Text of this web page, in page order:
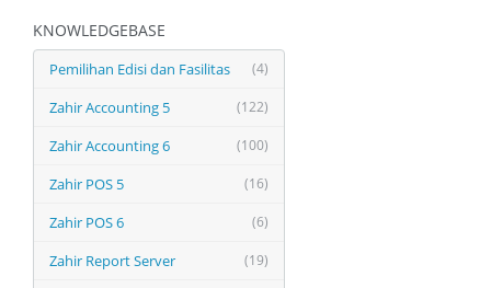
KNOWLEDGEBASE
(4)
Pemilihan Edisi dan Fasilitas
(122)
Zahir Accounting 5
(100)
Zahir Accounting 6
(16)
Zahir POS 5
(6)
Zahir POS 6
(19)
Zahir Report Server